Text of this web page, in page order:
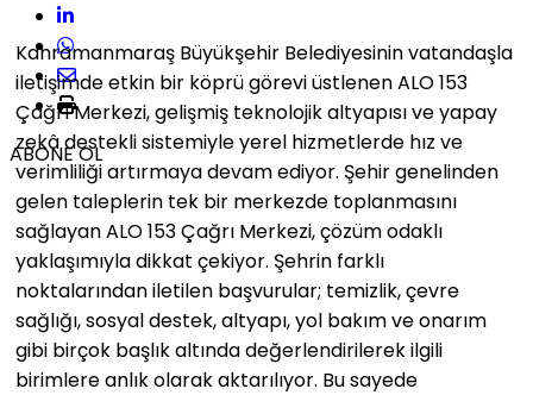
ABONE OL
Kahramanmaraş Büyükşehir Belediyesinin vatandaşla
iletişimde etkin bir köprü görevi üstlenen ALO 153
Çağrı Merkezi, gelişmiş teknolojik altyapısı ve yapay
zekâ destekli sistemiyle yerel hizmetlerde hız ve
verimliliği artırmaya devam ediyor. Şehir genelinden
gelen taleplerin tek bir merkezde toplanmasını
sağlayan ALO 153 Çağrı Merkezi, çözüm odaklı
yaklaşımıyla dikkat çekiyor. Şehrin farklı
noktalarından iletilen başvurular; temizlik, çevre
sağlığı, sosyal destek, altyapı, yol bakım ve onarım
gibi birçok başlık altında değerlendirilerek ilgili
birimlere anlık olarak aktarılıyor. Bu sayede